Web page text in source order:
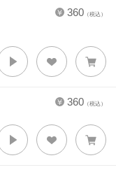
360 （税込）
360 （税込）